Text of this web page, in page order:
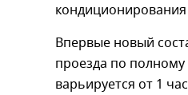
Впервые новый
проезда по полному
варьируется от 1